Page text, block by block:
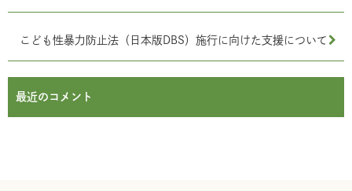
こども性暴力防止法（日本版DBS）施行に向けた支援について
最近のコメント